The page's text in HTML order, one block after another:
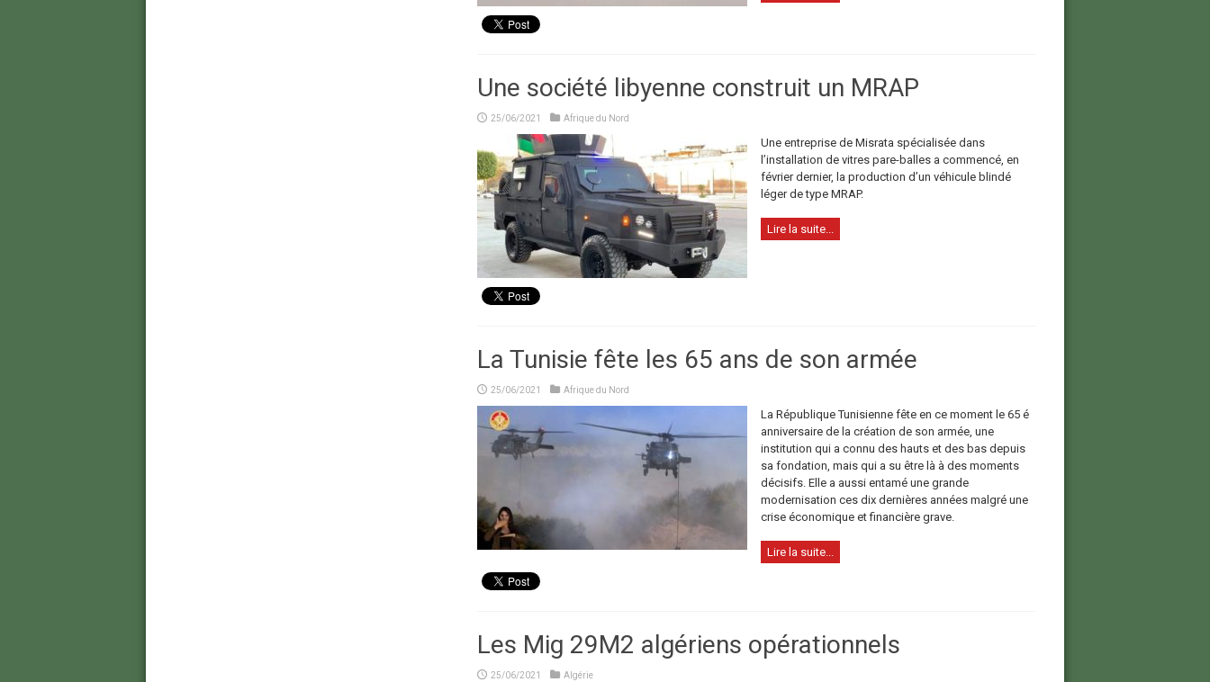
Une société libyenne construit un MRAP
25/06/2021 Afrique du Nord
Une entreprise de Misrata spécialisée dans
l’installation de vitres pare-balles a commencé, en
février dernier, la production d’un véhicule blindé
léger de type MRAP.
Lire la suite...
La Tunisie fête les 65 ans de son armée
25/06/2021 Afrique du Nord
La République Tunisienne fête en ce moment le 65 é
anniversaire de la création de son armée, une
institution qui a connu des hauts et des bas depuis
sa fondation, mais qui a su être là à des moments
décisifs. Elle a aussi entamé une grande
modernisation ces dix dernières années malgré une
crise économique et financière grave.
Lire la suite...
Les Mig 29M2 algériens opérationnels
25/06/2021 Algérie